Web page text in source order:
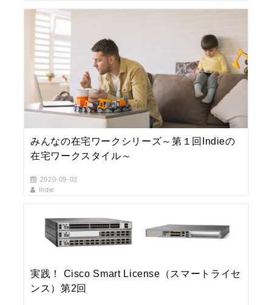
みんなの在宅ワークシリーズ～第１回Indieの
在宅ワークスタイル～
2020-09-02
Indie
実践！ Cisco Smart License（スマートライセ
ンス）第2回